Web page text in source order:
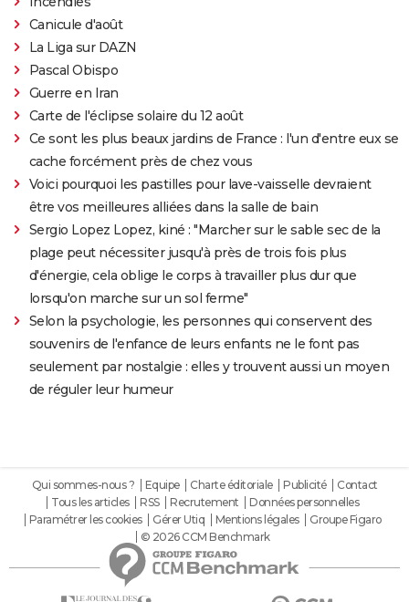
Canicule d'août
La Liga sur DAZN
Pascal Obispo
Guerre en Iran
Carte de l'éclipse solaire du 12 août
Ce sont les plus beaux jardins de France : l'un d'entre eux se
cache forcément près de chez vous
Voici pourquoi les pastilles pour lave-vaisselle devraient
être vos meilleures alliées dans la salle de bain
Sergio Lopez Lopez, kiné : "Marcher sur le sable sec de la
plage peut nécessiter jusqu'à près de trois fois plus
d'énergie, cela oblige le corps à travailler plus dur que
lorsqu'on marche sur un sol ferme"
Selon la psychologie, les personnes qui conservent des
souvenirs de l'enfance de leurs enfants ne le font pas
seulement par nostalgie : elles y trouvent aussi un moyen
de réguler leur humeur
Qui sommes-nous ? Equipe Charte éditoriale Publicité
Contact
Tous les articles
RSS Recrutement
Données personnelles
Paramétrer les cookies
Gérer Utiq Mentions légales
Groupe Figaro
© 2026 CCM Benchmark